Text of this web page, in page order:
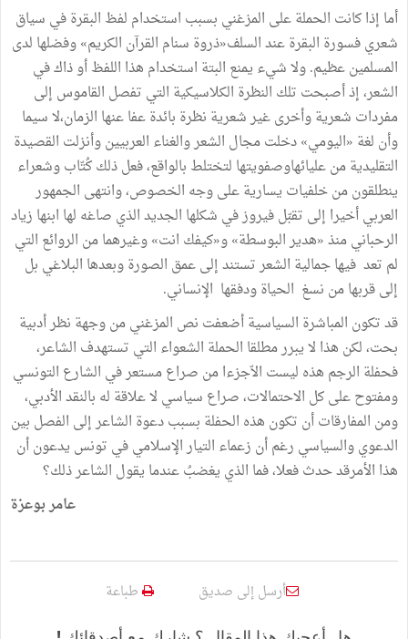
أما إذا كانت الحملة على المزغني بسبب استخدام لفظ البقرة في سياق
شعري فسورة البقرة عند السلف«ذروة سنام القرآن الكريم» وفضلها لدى
المسلمين عظيم. ولا شيء يمنع البتة استخدام هذا اللفظ أو ذاك في
الشعر، إذ أصبحت تلك النظرة الكلاسيكية التي تفصل القاموس إلى
مفردات شعرية وأخرى غير شعرية نظرة بائدة عفا عنها الزمان،لا سيما
وأن لغة «اليومي» دخلت مجال الشعر والغناء العربيين وأنزلت القصيدة
التقليدية من عليائهاوصفويتها لتختلط بالواقع، فعل ذلك كُتّاب وشعراء
ينطلقون من خلفيات يسارية على وجه الخصوص، وانتهى الجمهور
العربي أخيرا إلى تقبّل فيروز في شكلها الجديد الذي صاغه لها ابنها زياد
الرحباني منذ «هدير البوسطة» و«كيفك انت» وغيرهما من الروائع التي
لم تعد فيها جمالية الشعر تستند إلى عمق الصورة وبعدها البلاغي بل
إلى قربها من نسغ الحياة ودفقها الإنساني.
قد تكون المباشرة السياسية أضعفت نص المزغني من وجهة نظر أدبية
بحت، لكن هذا لا يبرر مطلقا الحملة الشعواء التي تستهدف الشاعر،
فحفلة الرجم هذه ليست الاّجزءا من صراع مستعر في الشارع التونسي
ومفتوح على كل الاحتمالات، صراع سياسي لا علاقة له بالنقد الأدبي،
ومن المفارقات أن تكون هذه الحفلة بسبب دعوة الشاعر إلى الفصل بين
الدعوي والسياسي رغم أن زعماء التيار الإسلامي في تونس يدعون أن
هذا الأمرقد حدث فعلا، فما الذي يغضبُ عندما يقول الشاعر ذلك؟
عامر بوعزة
أرسل إلى صديق طباعة